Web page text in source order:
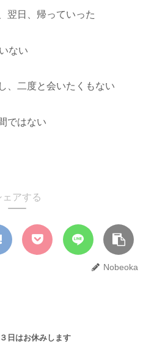
翌日、帰っていった
ない
、二度と会いたくもない
ではない
ェアする
Nobeoka
日はお休みします